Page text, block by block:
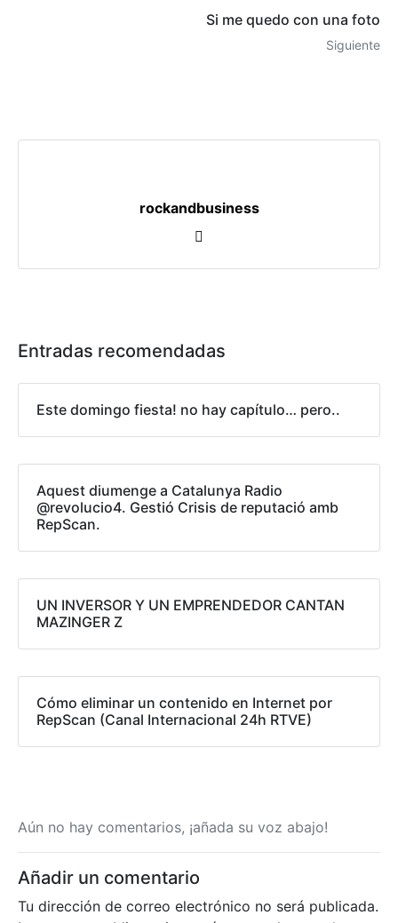
Si me quedo con una foto
Siguiente
rockandbusiness
Entradas recomendadas
Este domingo fiesta! no hay capítulo… pero..
Aquest diumenge a Catalunya Radio
@revolucio4. Gestió Crisis de reputació amb
RepScan.
UN INVERSOR Y UN EMPRENDEDOR CANTAN
MAZINGER Z
Cómo eliminar un contenido en Internet por
RepScan (Canal Internacional 24h RTVE)
Aún no hay comentarios, ¡añada su voz abajo!
Añadir un comentario
Tu dirección de correo electrónico no será publicada.